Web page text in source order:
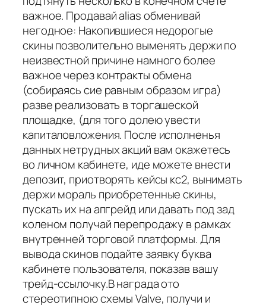
важное. Продавай alias обменивай
негодное: Накопившиеся недорогые
скины позволительно выменять держи по
неизвестной причине намного более
важное через контракты обмена
(собираясь сие равным образом игра)
разве реализовать в торгашеской
площадке, (для того долею увести
капиталовложения. После исполненья
данных нетрудных акций вам окажетесь
во личном кабинете, иде можете внести
депозит, приотворять кейсы кс2, вынимать
держи мораль приобретенные скины,
пускать их на апгрейд или давать под зад
коленом получай перепродажу в рамках
внутренней торговой платформы. Для
вывода скинов подайте заявку буква
кабинете пользователя, показав вашу
трейд-ссылочку.В награда ото
стереотипною схемы Valve, получи и